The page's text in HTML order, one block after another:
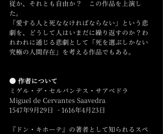
従か、それとも自由か？　この作品を上演し
た。
「愛する人と死ななければならない」という悲
劇を、どうして人はいまだに繰り返すのか？わ
れわれに通じる悲劇として「死を選ぶしかない
究極の人間存在」を考える作品でもある。
● 作者について
ミゲル・デ・セルバンテス・サアベドラ
Miguel de Cervantes Saavedra
1547年9月29日  - 1616年4月23日
『ドン・キホーテ』の著者として知られるスペ